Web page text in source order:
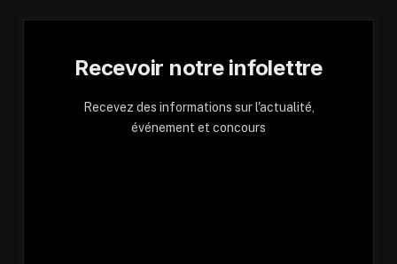
Recevoir notre infolettre
Recevez des informations sur l'actualité,
événement et concours